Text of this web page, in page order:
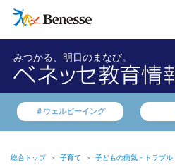
みつかる、明日のまなび。
＃ウェルビーイング
総合トップ ＞ 子育て ＞ 子どもの病気・トラブル